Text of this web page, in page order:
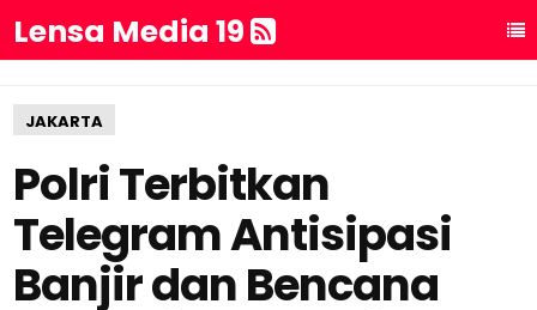
Lensa Media 19
JAKARTA
Polri Terbitkan
Telegram Antisipasi
Banjir dan Bencana